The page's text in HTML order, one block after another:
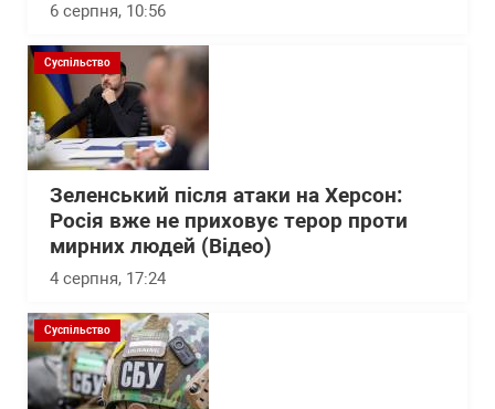
6 серпня, 10:56
Суспільство
Зеленський після атаки на Херсон:
Росія вже не приховує терор проти
мирних людей (Відео)
4 серпня, 17:24
Суспільство